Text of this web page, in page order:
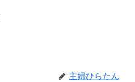
主婦ひらたん